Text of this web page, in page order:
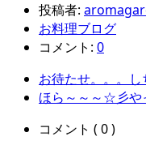
投稿者:
お料理ブログ
コメント: 0
お待たせ。。。
ほら～～～☆彡や
コメント ( 0 )